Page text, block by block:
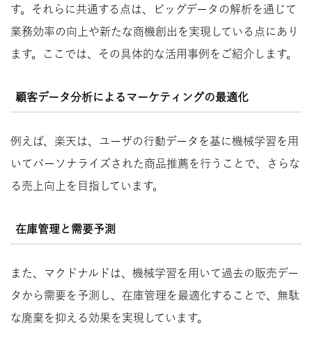
す。それらに共通する点は、ビッグデータの解析を通じて
業務効率の向上や新たな商機創出を実現している点にあり
ます。ここでは、その具体的な活用事例をご紹介します。
顧客データ分析によるマーケティングの最適化
例えば、楽天は、ユーザの行動データを基に機械学習を用
いてパーソナライズされた商品推薦を行うことで、さらな
る売上向上を目指しています。
在庫管理と需要予測
また、マクドナルドは、機械学習を用いて過去の販売デー
タから需要を予測し、在庫管理を最適化することで、無駄
な廃棄を抑える効果を実現しています。